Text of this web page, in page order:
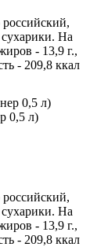
российский,
На
- 13,9 г.,
- 209,8 ккал
0,5 л)
российский,
На
- 13,9 г.,
- 209,8 ккал